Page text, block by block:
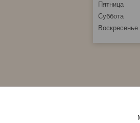
Пятница
Суббота
Воскресенье